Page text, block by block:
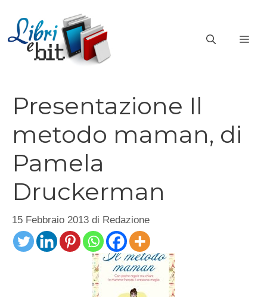
contenuto
Presentazione Il
metodo maman, di
Pamela
Druckerman
15 Febbraio 2013 di Redazione